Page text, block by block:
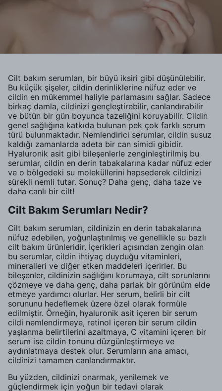
Cilt bakım serumları, bir büyü iksiri gibi düşünülebilir.
Bu küçük şişeler, cildin derinliklerine nüfuz eder ve
cildin en mükemmel haliyle parlamasını sağlar. Sadece
birkaç damla, cildinizi gençleştirebilir, canlandırabilir
ve bütün bir gün boyunca tazeliğini koruyabilir. Cildin
genel sağlığına katkıda bulunan pek çok farklı serum
türü bulunmaktadır. Nemlendirici serumlar, cildin susuz
kaldığı zamanlarda adeta bir can simidi gibidir.
Hyaluronik asit gibi bileşenlerle zenginleştirilmiş bu
serumlar, cildin en derin tabakalarına kadar nüfuz eder
ve o bölgedeki su moleküllerini hapsederek cildinizi
sürekli nemli tutar. Sonuç? Daha genç, daha taze ve
daha canlı bir cilt!
Cilt Bakım Serumları Nedir?
Cilt bakım serumları, cildinizin en derin tabakalarına
nüfuz edebilen, yoğunlaştırılmış ve genellikle su bazlı
cilt bakım ürünleridir. İçerikleri açısından zengin olan
bu serumlar, cildin ihtiyaç duyduğu vitaminleri,
mineralleri ve diğer etken maddeleri içerirler. Bu
bileşenler, cildinizin sağlığını korumaya, cilt sorunlarını
çözmeye ve daha genç, daha parlak bir görünüm elde
etmeye yardımcı olurlar. Her serum, belirli bir cilt
sorununu hedeflemek üzere özel olarak formüle
edilmiştir. Örneğin, hyaluronik asit içeren bir serum
cildi nemlendirmeye, retinol içeren bir serum cildin
yaşlanma belirtilerini azaltmaya, C vitamini içeren bir
serum ise cildin tonunu düzgünleştirmeye ve
aydınlatmaya destek olur. Serumların ana amacı,
cildinizi tamamen canlandırmaktır.
Bu yüzden, cildinizi onarmak, yenilemek ve
güçlendirmek için yoğun bir tedavi olarak